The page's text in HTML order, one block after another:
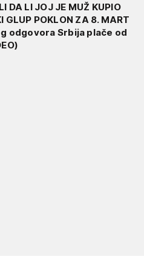
DA LI JOJ JE MUŽ KUPIO
GLUP POKLON ZA 8. MART
odgovora Srbija plače od